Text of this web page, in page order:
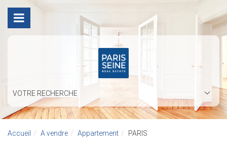
VOTRE RECHERCHE
Accueil A vendre Appartement PARIS